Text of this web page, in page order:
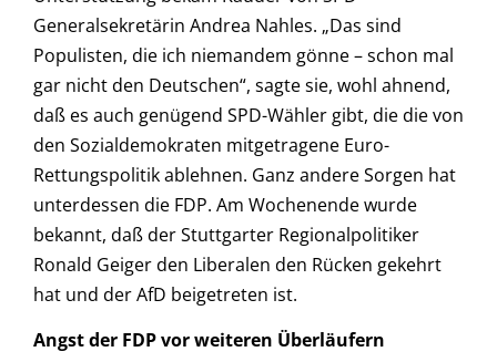
Generalsekretärin Andrea Nahles. „Das sind
Populisten, die ich niemandem gönne – schon mal
gar nicht den Deutschen“, sagte sie, wohl ahnend,
daß es auch genügend SPD-Wähler gibt, die die von
den Sozialdemokraten mitgetragene Euro-
Rettungspolitik ablehnen. Ganz andere Sorgen hat
unterdessen die FDP. Am Wochenende wurde
bekannt, daß der Stuttgarter Regionalpolitiker
Ronald Geiger den Liberalen den Rücken gekehrt
hat und der AfD beigetreten ist.
Angst der FDP vor weiteren Überläufern